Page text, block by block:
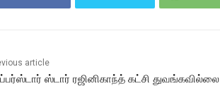
article
ஸ்டார் ரஜினிகாந்த் கட்சி துவங்கவில்லை